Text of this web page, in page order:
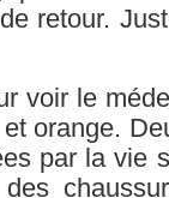
retour.
voir le
orange.
par la vie